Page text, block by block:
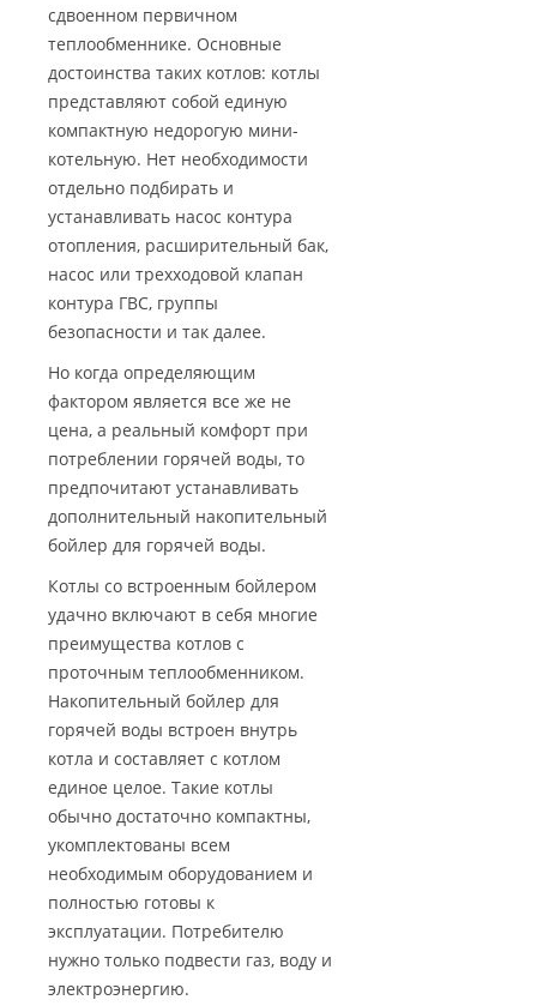
сдвоенном первичном
теплообменнике. Основные
достоинства таких котлов: котлы
представляют собой единую
компактную недорогую мини-
котельную. Нет необходимости
отдельно подбирать и
устанавливать насос контура
отопления, расширительный бак,
насос или трехходовой клапан
контура ГВС, группы
безопасности и так далее.
Но когда определяющим
фактором является все же не
цена, а реальный комфорт при
потреблении горячей воды, то
предпочитают устанавливать
дополнительный накопительный
бойлер для горячей воды.
Котлы со встроенным бойлером
удачно включают в себя многие
преимущества котлов с
проточным теплообменником.
Накопительный бойлер для
горячей воды встроен внутрь
котла и составляет с котлом
единое целое. Такие котлы
обычно достаточно компактны,
укомплектованы всем
необходимым оборудованием и
полностью готовы к
эксплуатации. Потребителю
нужно только подвести газ, воду и
электроэнергию.